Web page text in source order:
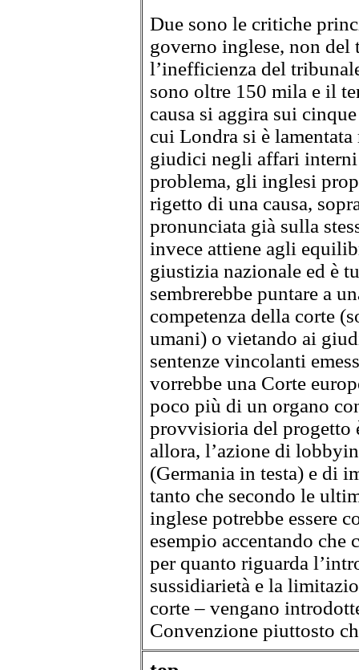
Due sono le critiche
governo inglese, non
l’inefficienza del
sono oltre 150 mila e il
causa si aggira sui
cui Londra si è
giudici negli affari
problema, gli inglesi
rigetto di una causa,
pronunciata già sulla
invece attiene agli
giustizia nazionale ed è
sembrerebbe puntare a
competenza della corte
umani) o vietando ai
sentenze vincolanti
vorrebbe una Corte
poco più di un organo
provvisioria del progetto
allora, l’azione di
(Germania in testa) e di
tanto che secondo le
inglese potrebbe essere
esempio accentando
per quanto riguarda
sussidiarietà e la
corte – vengano
Convenzione piuttosto